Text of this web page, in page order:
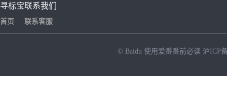
寻标宝
首页
联系我们
联系客服
© Baidu 使用爱番番前必读 沪ICP